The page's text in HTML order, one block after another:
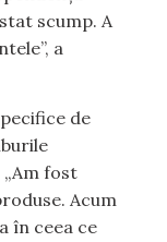
scump. A
a
de
fost
Acum
în ceea ce